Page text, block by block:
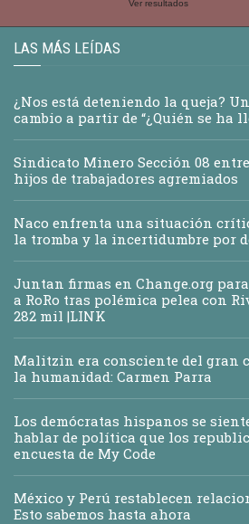
Ver resultados
LAS MÁS LEÍDAS
¿Nos está deteniendo la queja?
cambio a partir de “¿Quién se ha
Sindicato Minero Sección 08
hijos de trabajadores agremiados
Naco enfrenta una situación
la tromba y la incertidumbre por
Juntan firmas en Change.org
a RoRo tras polémica pelea con
282 mil |LINK
Malitzin era consciente del gran
la humanidad: Carmen Parra
Los demócratas hispanos se
hablar de política que los
encuesta de My Code
México y Perú restablecen
Esto sabemos hasta ahora